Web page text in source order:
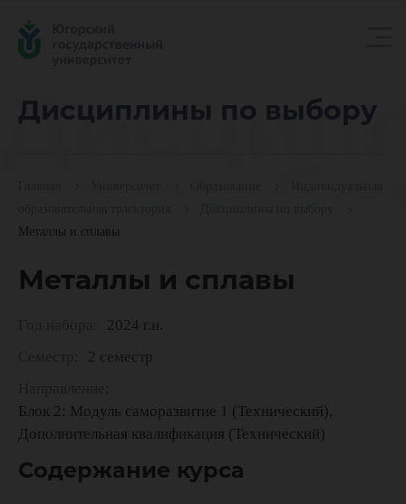
Дисциплины по выбору
Металлы и сплавы
по
Металлы и сплавы
2024 г.н.
2 семестр
Блок 2: Модуль саморазвитие 1 (Технический)
Дополнительная квалификация (Технический)
Содержание курса